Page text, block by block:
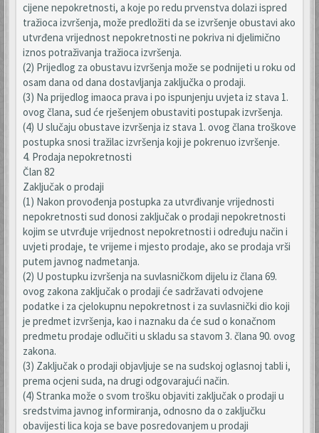
cijene nepokretnosti, a koje po redu prvenstva dolazi ispred
tražioca izvršenja, može predložiti da se izvršenje obustavi ako
utvrđena vrijednost nepokretnosti ne pokriva ni djelimično
iznos potraživanja tražioca izvršenja.
(2) Prijedlog za obustavu izvršenja može se podnijeti u roku od
osam dana od dana dostavljanja zaključka o prodaji.
(3) Na prijedlog imaoca prava i po ispunjenju uvjeta iz stava 1.
ovog člana, sud će rješenjem obustaviti postupak izvršenja.
(4) U slučaju obustave izvršenja iz stava 1. ovog člana troškove
postupka snosi tražilac izvršenja koji je pokrenuo izvršenje.
4. Prodaja nepokretnosti
Član 82
Zaključak o prodaji
(1) Nakon provođenja postupka za utvrđivanje vrijednosti
nepokretnosti sud donosi zaključak o prodaji nepokretnosti
kojim se utvrđuje vrijednost nepokretnosti i određuju način i
uvjeti prodaje, te vrijeme i mjesto prodaje, ako se prodaja vrši
putem javnog nadmetanja.
(2) U postupku izvršenja na suvlasničkom dijelu iz člana 69.
ovog zakona zaključak o prodaji će sadržavati odvojene
podatke i za cjelokupnu nepokretnost i za suvlasnički dio koji
je predmet izvršenja, kao i naznaku da će sud o konačnom
predmetu prodaje odlučiti u skladu sa stavom 3. člana 90. ovog
zakona.
(3) Zaključak o prodaji objavljuje se na sudskoj oglasnoj tabli i,
prema ocjeni suda, na drugi odgovarajući način.
(4) Stranka može o svom trošku objaviti zaključak o prodaji u
sredstvima javnog informiranja, odnosno da o zaključku
obavijesti lica koja se bave posredovanjem u prodaji